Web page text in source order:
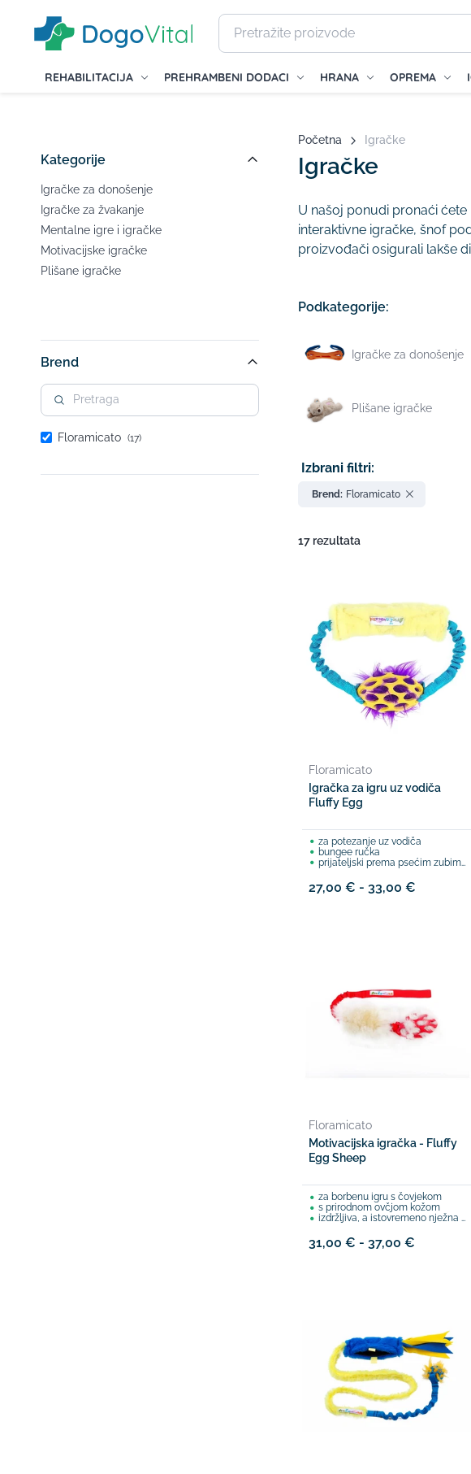
REHABILITACIJA PREHRAMBENI DODACI HRANA OPREMA
Kategorije
Igračke za donošenje
Igračke za žvakanje
Mentalne igre i igračke
Motivacijske igračke
Plišane igračke
Brend
Floramicato (17)
Početna Igračke
Igračke
U našoj ponudi pronaći
interaktivne igračke, šnof
proizvođači osigurali lakše
Podkategorije:
Igračke za donošenje
Plišane igračke
Izbrani filtri:
Brend: Floramicato
17 rezultata
Floramicato
Igračka za igru uz vodiča
Fluffy Egg
za potezanje uz vodiča
bungee ručka
prijateljski prema psećim zubima
27,00 € - 33,00 €
Floramicato
Motivacijska igračka - Fluffy
Egg Sheep
za borbenu igru s čovjekom
s prirodnom ovčjom kožom
izdržljiva, a istovremeno nježna prema psećim zubima
31,00 € - 37,00 €